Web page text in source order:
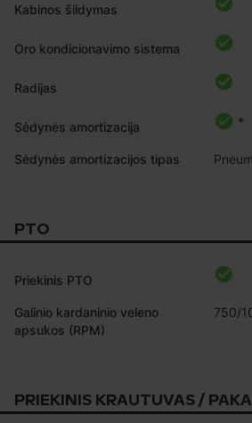
Kabinos šildymas
Oro kondicionavimo sistema
Radijas
Sėdynės amortizacija *
Sėdynės amortizacijos tipas
PTO
Priekinis PTO
Galinio kardaninio veleno
apsukos (RPM)
750/
PRIEKINIS KRAUTUVAS /